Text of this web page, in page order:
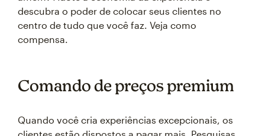
descubra o poder de colocar seus clientes no
centro de tudo que você faz. Veja como
compensa.
Comando de preços premium
Quando você cria experiências excepcionais, os